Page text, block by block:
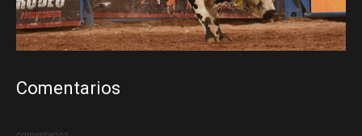
Comentarios